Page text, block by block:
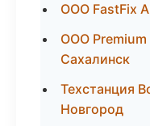
ООО FastFix
ООО
Сахалинск
Техстанция
Новгород